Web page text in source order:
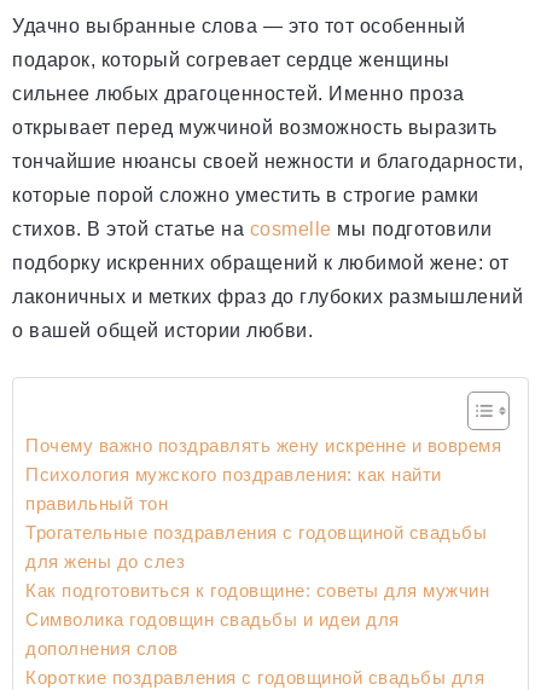
Удачно выбранные слова — это тот особенный
подарок, который согревает сердце женщины
сильнее любых драгоценностей. Именно проза
открывает перед мужчиной возможность выразить
тончайшие нюансы своей нежности и благодарности,
которые порой сложно уместить в строгие рамки
стихов. В этой статье на cosmelle мы подготовили
подборку искренних обращений к любимой жене: от
лаконичных и метких фраз до глубоких размышлений
о вашей общей истории любви.
Почему важно поздравлять жену искренне и вовремя
Психология мужского поздравления: как найти
правильный тон
Трогательные поздравления с годовщиной свадьбы
для жены до слез
Как подготовиться к годовщине: советы для мужчин
Символика годовщин свадьбы и идеи для
дополнения слов
Короткие поздравления с годовщиной свадьбы для